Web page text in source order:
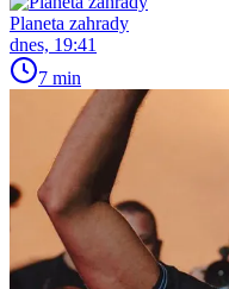
Planeta zahrady
dnes, 19:41
7 min